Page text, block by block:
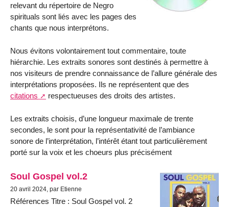
relevant du répertoire de Negro
spirituals sont liés avec les pages des
chants que nous interprétons.
Nous évitons volontairement tout commentaire, toute
hiérarchie. Les extraits sonores sont destinés à permettre à
nos visiteurs de prendre connaissance de l’allure générale des
interprétations proposées. Ils ne représentent que des
citations
respectueuses des droits des artistes.
Les extraits choisis, d’une longueur maximale de trente
secondes, le sont pour la représentativité de l’ambiance
sonore de l’interprétation, l’intérêt étant tout particulièrement
porté sur la voix et les choeurs plus précisément
Soul Gospel vol.2
20 avril 2024, par Etienne
Références Titre : Soul Gospel vol. 2